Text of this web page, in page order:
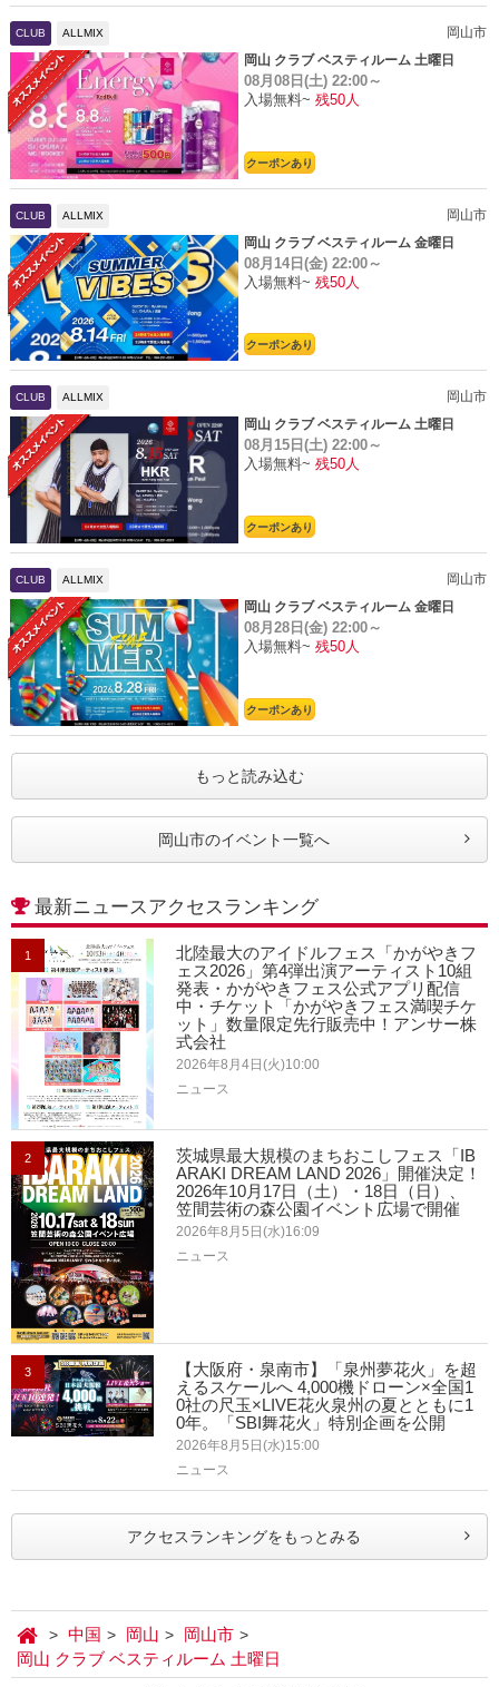
CLUB ALLMIX
岡山市
岡山 クラブ ベスティルーム 土曜日
08月08日(土) 22:00～
入場無料~ 残50人
クーポンあり
CLUB ALLMIX
岡山市
岡山 クラブ ベスティルーム 金曜日
08月14日(金) 22:00～
入場無料~ 残50人
クーポンあり
CLUB ALLMIX
岡山市
岡山 クラブ ベスティルーム 土曜日
08月15日(土) 22:00～
入場無料~ 残50人
クーポンあり
CLUB ALLMIX
岡山市
岡山 クラブ ベスティルーム 金曜日
08月28日(金) 22:00～
入場無料~ 残50人
クーポンあり
もっと読み込む
岡山市のイベント一覧へ
最新ニュースアクセスランキング
1
北陸最大のアイドルフェス「かがやきフ
ェス2026」第4弾出演アーティスト10組
発表・かがやきフェス公式アプリ配信
中・チケット「かがやきフェス満喫チケ
ット」数量限定先行販売中！アンサー株
式会社
2026年8月4日(火)10:00
ニュース
2
茨城県最大規模のまちおこしフェス「IB
ARAKI DREAM LAND 2026」開催決定！
2026年10月17日（土）・18日（日）、
笠間芸術の森公園イベント広場で開催
2026年8月5日(水)16:09
ニュース
3
【大阪府・泉南市】「泉州夢花火」を超
えるスケールへ 4,000機ドローン×全国1
0社の尺玉×LIVE花火泉州の夏とともに1
0年。「SBI舞花火」特別企画を公開
2026年8月5日(水)15:00
ニュース
アクセスランキングをもっとみる
中国 岡山
岡山市
岡山 クラブ ベスティルーム 土曜日